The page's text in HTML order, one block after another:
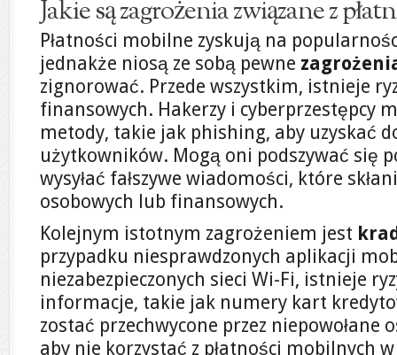
Jakie są zagrożenia związane z
Płatności mobilne zyskują na
jednakże niosą ze sobą pewne
zignorować. Przede wszystkim, istnieje
finansowych. Hakerzy i cyberprzestępcy
metody, takie jak phishing, aby uzyskać
użytkowników. Mogą oni podszywać się
wysyłać fałszywe wiadomości, które
osobowych lub finansowych.
Kolejnym istotnym zagrożeniem jest
przypadku niesprawdzonych aplikacji
niezabezpieczonych sieci Wi-Fi, istnieje
informacje, takie jak numery kart
zostać przechwycone przez niepowołane
aby nie korzystać z płatności mobilnych